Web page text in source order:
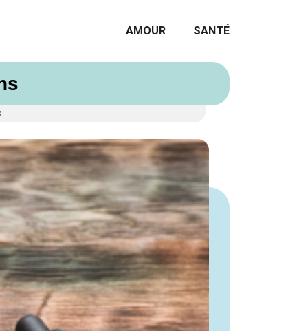
AMOUR SANTÉ